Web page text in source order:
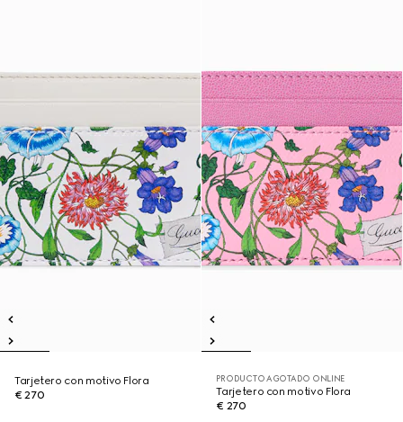
Tarjetero con motivo Flora
€ 270
PRODUCTO AGOTADO ONLINE
Tarjetero con motivo Flora
€ 270